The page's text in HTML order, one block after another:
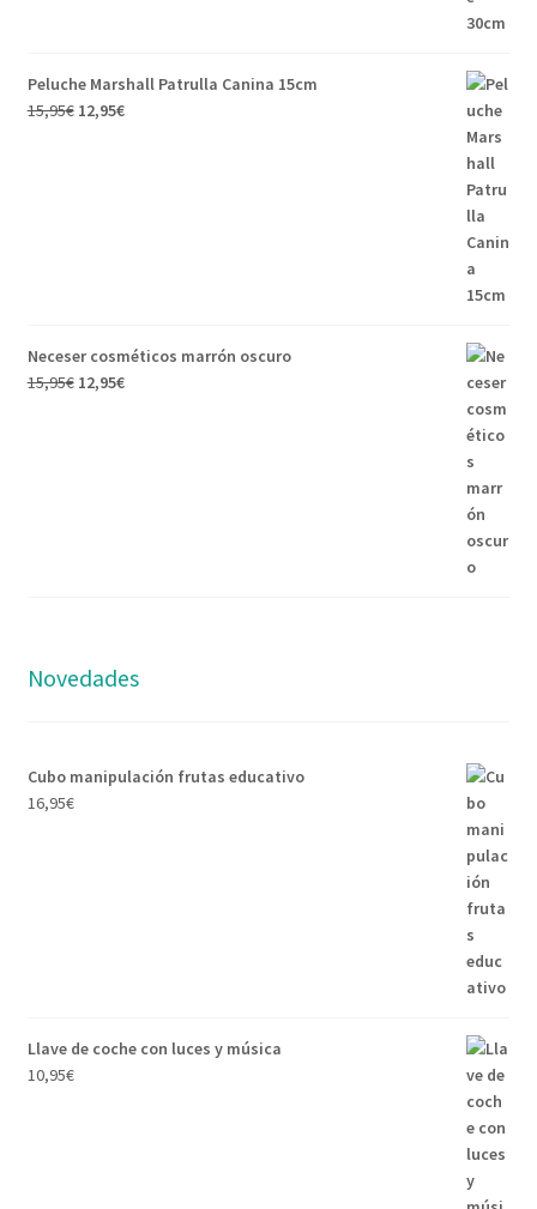
Peluche Marshall Patrulla Canina 15cm
15,95€ 12,95€
Neceser cosméticos marrón oscuro
15,95€ 12,95€
Novedades
Cubo manipulación frutas educativo
16,95€
Llave de coche con luces y música
10,95€